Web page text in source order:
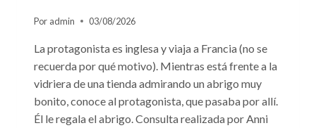
Por admin 03/08/2026
La protagonista es inglesa y viaja a Francia (no se
recuerda por qué motivo). Mientras está frente a la
vidriera de una tienda admirando un abrigo muy
bonito, conoce al protagonista, que pasaba por allí.
Él le regala el abrigo. Consulta realizada por Anni